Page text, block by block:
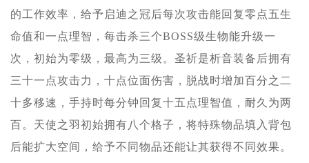
的工作效率，给予启迪之冠后每次攻击能回复零点五生
命值和一点理智，每击杀三个BOSS级生物能升级一
次，初始为零级，最高为三级。圣祈是析音装备后拥有
三十一点攻击力，十点位面伤害，脱战时增加百分之二
十多移速，手持时每分钟回复十五点理智值，耐久为两
百。天使之羽初始拥有八个格子，将特殊物品填入背包
后能扩大空间，给予不同物品还能让其获得不同效果。